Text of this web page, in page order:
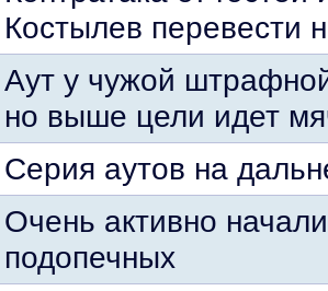
Костылев перевести
Аут у чужой
но выше цели идет
Серия аутов на
Очень активно
подопечных